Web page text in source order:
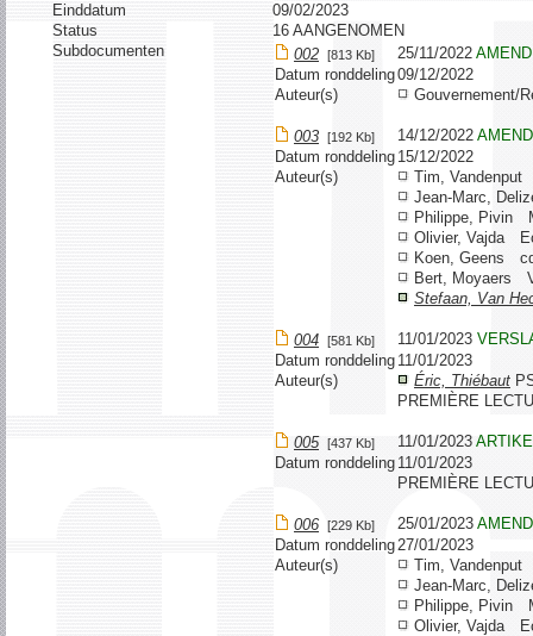
Einddatum
09/02/2023
Status
16 AANGENOMEN
Subdocumenten
002 [813 Kb] 25/11/2022
Datum ronddeling09/12/2022
Auteur(s)
003 [192 Kb] 14/12/2022
Datum ronddeling 15/12/2022
Auteur(s)
Tim,
Jean-Marc,
Philippe,
Olivier, Vajda
Koen, Geens
Bert, Moyaers
Stefaan, Van
004 [581 Kb] 11/01/2023
Datum ronddeling 11/01/2023
Auteur(s)
Éric, Thiébaut
PREMIÈRE
005 [437 Kb] 11/01/2023
Datum ronddeling 11/01/2023
PREMIÈRE
006 [229 Kb] 25/01/2023
Datum ronddeling27/01/2023
Auteur(s)
Tim,
Jean-Marc,
Philippe,
Olivier, Vajda